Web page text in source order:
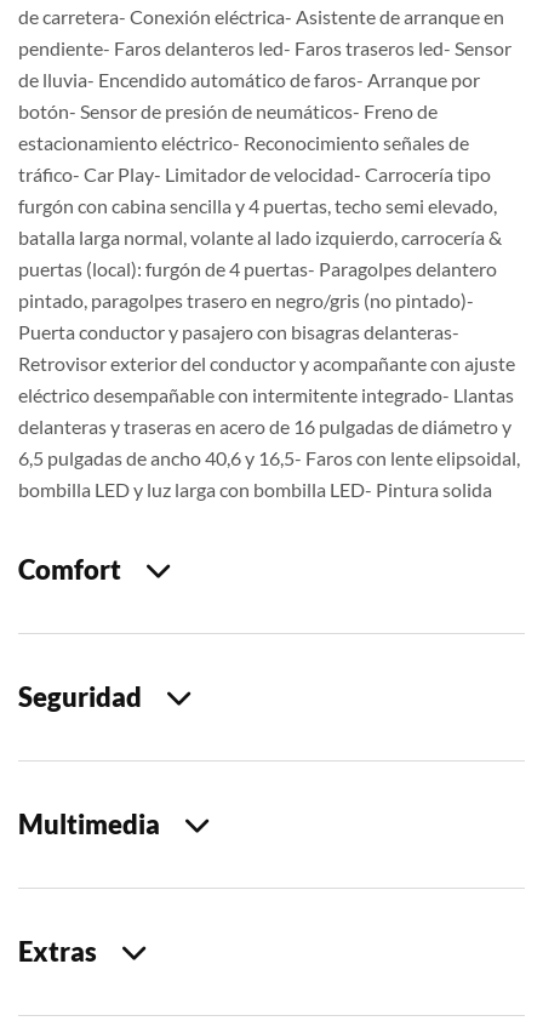
de carretera- Conexión eléctrica- Asistente de arranque en
pendiente- Faros delanteros led- Faros traseros led- Sensor
de lluvia- Encendido automático de faros- Arranque por
botón- Sensor de presión de neumáticos- Freno de
estacionamiento eléctrico- Reconocimiento señales de
tráfico- Car Play- Limitador de velocidad- Carrocería tipo
furgón con cabina sencilla y 4 puertas, techo semi elevado,
batalla larga normal, volante al lado izquierdo, carrocería &
puertas (local): furgón de 4 puertas- Paragolpes delantero
pintado, paragolpes trasero en negro/gris (no pintado)-
Puerta conductor y pasajero con bisagras delanteras-
Retrovisor exterior del conductor y acompañante con ajuste
eléctrico desempañable con intermitente integrado- Llantas
delanteras y traseras en acero de 16 pulgadas de diámetro y
6,5 pulgadas de ancho 40,6 y 16,5- Faros con lente elipsoidal,
bombilla LED y luz larga con bombilla LED- Pintura solida
Comfort
Seguridad
Multimedia
Extras